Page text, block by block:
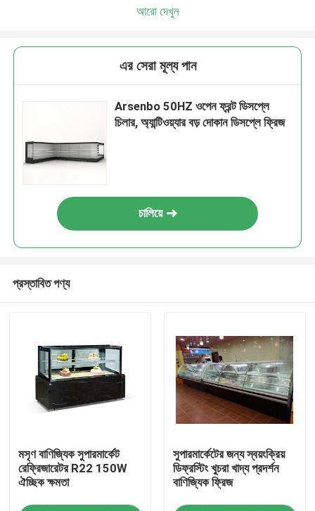
আরো দেখুন
এর সেরা মূল্য পান
Arsenbo 50HZ ওপেন ফ্রন্ট ডিসপ্লে
চিলার, অ্যান্টিওয়্যার বড় দোকান ডিসপ্লে ফ্রিজ
চালিয়ে
প্রস্তাবিত পণ্য
মসৃণ বাণিজ্যিক সুপারমার্কেট
রেফ্রিজারেটর R22 150W
ঐচ্ছিক ক্ষমতা
সুপারমার্কেটের জন্য স্বয়ংক্রিয়
ডিফ্রস্টিং খুচরা খাদ্য প্রদর্শন
বাণিজ্যিক ফ্রিজ